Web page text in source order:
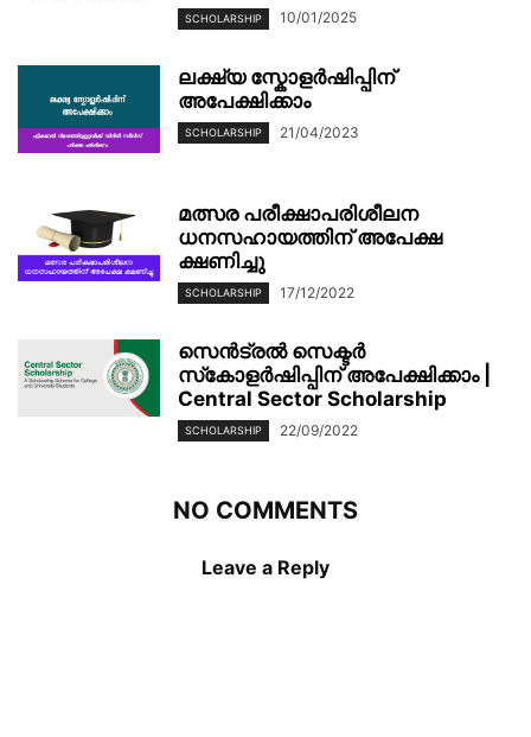
SCHOLARSHIP 10/01/2025
ലക്ഷ്യ സ്കോളർഷിപ്പിന്
അപേക്ഷിക്കാം
SCHOLARSHIP 21/04/2023
മത്സര പരീക്ഷാപരിശീലന
ധനസഹായത്തിന് അപേക്ഷ
ക്ഷണിച്ചു
SCHOLARSHIP 17/12/2022
സെൻട്രൽ സെക്ടർ
സ്‌കോളർഷിപ്പിന് അപേക്ഷിക്കാം |
Central Sector Scholarship
SCHOLARSHIP 22/09/2022
NO COMMENTS
Leave a Reply